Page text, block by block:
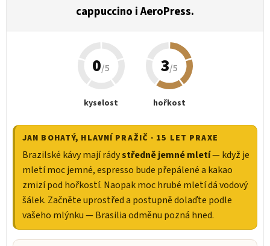
cappuccino i AeroPress.
0/5
kyselost
3/5
hořkost
JAN BOHATÝ, HLAVNÍ PRAŽIČ · 15 LET PRAXE
Brazilské kávy mají rádystředně jemné mletí— když je
mletí moc jemné, espresso bude přepálené a kakao
zmizí pod hořkostí. Naopak moc hrubé mletí dá vodový
šálek. Začněte uprostřed a postupně dolaďte podle
vašeho mlýnku — Brasilia odměnu pozná hned.